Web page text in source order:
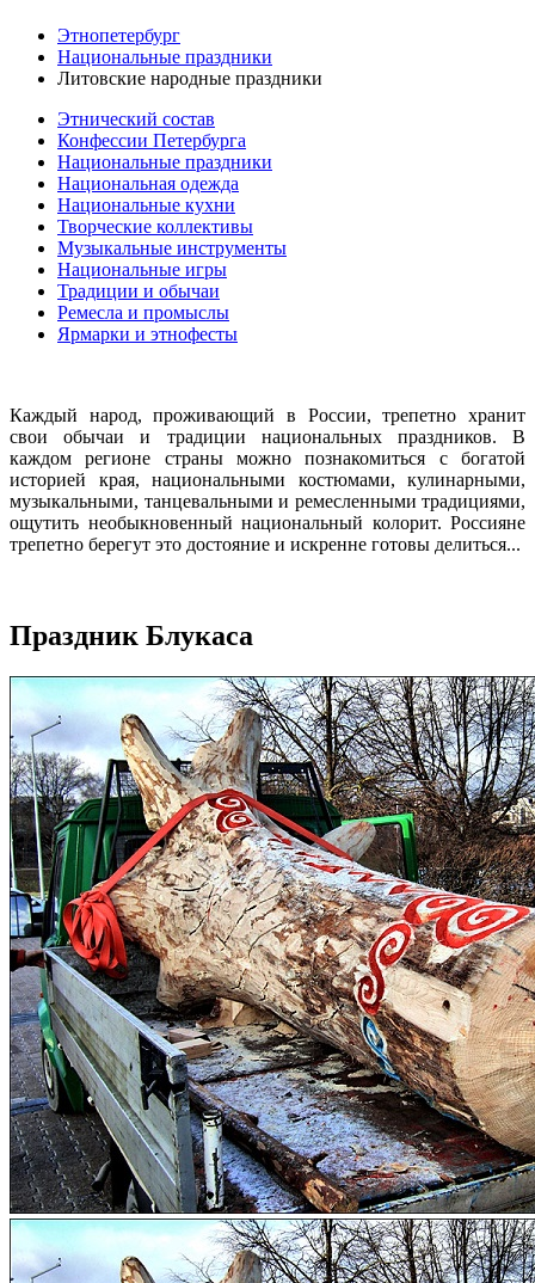
Этнопетербург
Национальные праздники
Литовские народные праздники
Этнический состав
Конфессии Петербурга
Национальные праздники
Национальная одежда
Национальные кухни
Творческие коллективы
Музыкальные инструменты
Национальные игры
Традиции и обычаи
Ремесла и промыслы
Ярмарки и этнофесты
Каждый народ, проживающий в России, трепетно хранит
свои обычаи и традиции национальных праздников. В
каждом регионе страны можно познакомиться с богатой
историей края, национальными костюмами, кулинарными,
музыкальными, танцевальными и ремесленными традициями,
ощутить необыкновенный национальный колорит. Россияне
трепетно берегут это достояние и искренне готовы делиться...
Праздник Блукаса